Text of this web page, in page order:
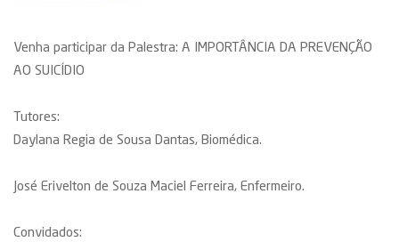
Venha participar da Palestra: A IMPORTÂNCIA DA PREVENÇÃO
AO SUICÍDIO
Tutores:
Daylana Regia de Sousa Dantas, Biomédica.
José Erivelton de Souza Maciel Ferreira, Enfermeiro.
Convidados: